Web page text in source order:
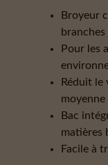
Broyeur
Pour les
Réduit le
moyenne
Bac
matières
Facile à